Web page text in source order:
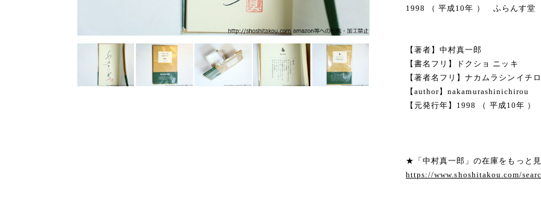
1998 （ 平成10年 ） ふらんす
【著者】中村真一郎
【書名フリ】ドクショ ニッキ
【著者名フリ】ナカムラシンイチ
【author】nakamurashinichirou
【元発行年】1998 （ 平成10年 ）
★「中村真一郎」の在庫をもっと
https://www.shoshitakou.com/